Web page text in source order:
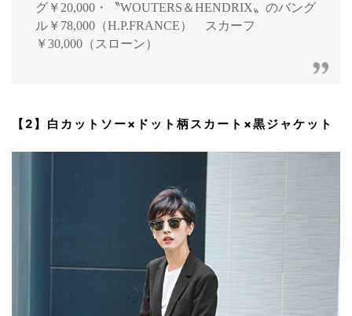
グ￥20,000・〝WOUTERS＆HENDRIX〟のバング
ル￥78,000（H.P.FRANCE） スカーフ
￥30,000（スローン）
【2】白カットソー×ドット柄スカート×黒ジャケット